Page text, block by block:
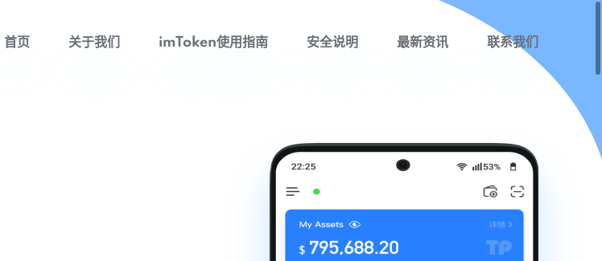
首页 关于我们 imToken使用指南 安全说明 最新资讯 联系我们